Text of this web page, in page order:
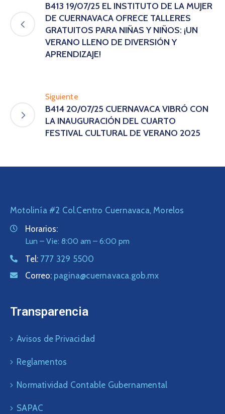
B413 19/07/25 EL INSTITUTO DE LA MUJER
DE CUERNAVACA OFRECE TALLERES
GRATUITOS PARA NIÑAS Y NIÑOS: ¡UN
VERANO LLENO DE DIVERSIÓN Y
APRENDIZAJE!
Siguiente
B414 20/07/25 CUERNAVACA VIBRÓ CON
LA INAUGURACIÓN DEL CUARTO
FESTIVAL CULTURAL DE VERANO 2025
Motolinía #2 Col.Centro Cuernavaca, Morelos
Horarios:
Lun – Vie: 8:00 am – 6:00 pm
Tel: 777 329 5500
Correo: pagina@cuernavaca.gob.mx
Transparencia
Avisos de Privacidad
Reglamentos
Normatividad Contable Gubernamental
SAPAC